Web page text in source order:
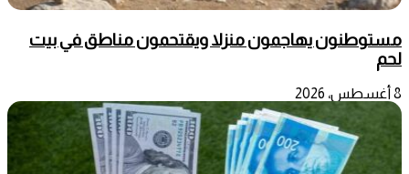
مستوطنون يهاجمون منزلا ويقتحمون مناطق في بيت
لحم
8 أغسطس، 2026